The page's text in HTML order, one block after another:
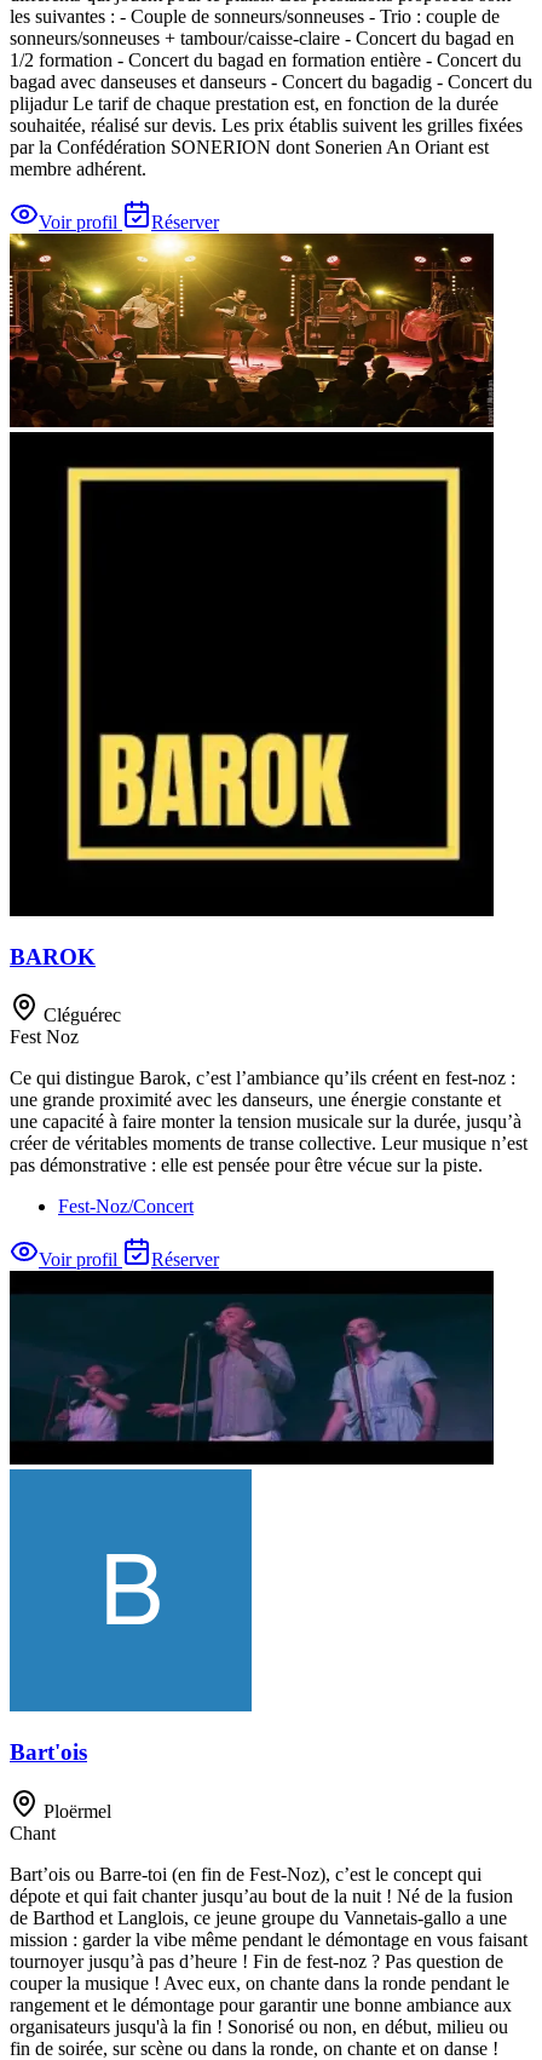
les suivantes : - Couple de sonneurs/sonneuses - Trio : couple de
sonneurs/sonneuses + tambour/caisse-claire - Concert du bagad en
1/2 formation - Concert du bagad en formation entière - Concert du
bagad avec danseuses et danseurs - Concert du bagadig - Concert du
plijadur Le tarif de chaque prestation est, en fonction de la durée
souhaitée, réalisé sur devis. Les prix établis suivent les grilles fixées
par la Confédération SONERION dont Sonerien An Oriant est
membre adhérent.
Voir profil Réserver
BAROK
Cléguérec
Fest Noz
Ce qui distingue Barok, c’est l’ambiance qu’ils créent en fest-noz :
une grande proximité avec les danseurs, une énergie constante et
une capacité à faire monter la tension musicale sur la durée, jusqu’à
créer de véritables moments de transe collective. Leur musique n’est
pas démonstrative : elle est pensée pour être vécue sur la piste.
Fest-Noz/Concert
Voir profil Réserver
Bart'ois
Ploërmel
Chant
Bart’ois ou Barre-toi (en fin de Fest-Noz), c’est le concept qui
dépote et qui fait chanter jusqu’au bout de la nuit ! Né de la fusion
de Barthod et Langlois, ce jeune groupe du Vannetais-gallo a une
mission : garder la vibe même pendant le démontage en vous faisant
tournoyer jusqu’à pas d’heure ! Fin de fest-noz ? Pas question de
couper la musique ! Avec eux, on chante dans la ronde pendant le
rangement et le démontage pour garantir une bonne ambiance aux
organisateurs jusqu'à la fin ! Sonorisé ou non, en début, milieu ou
fin de soirée, sur scène ou dans la ronde, on chante et on danse !